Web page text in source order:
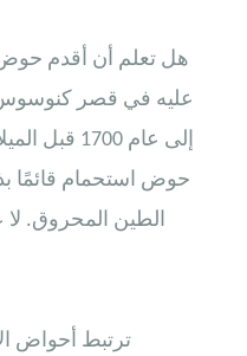
هل تعلم أن أقدم حوض
عليه في قصر كنوسوس
إلى عام
حوض استحمام قائمًا
الطين المحروق. لا
ترتبط أحواض